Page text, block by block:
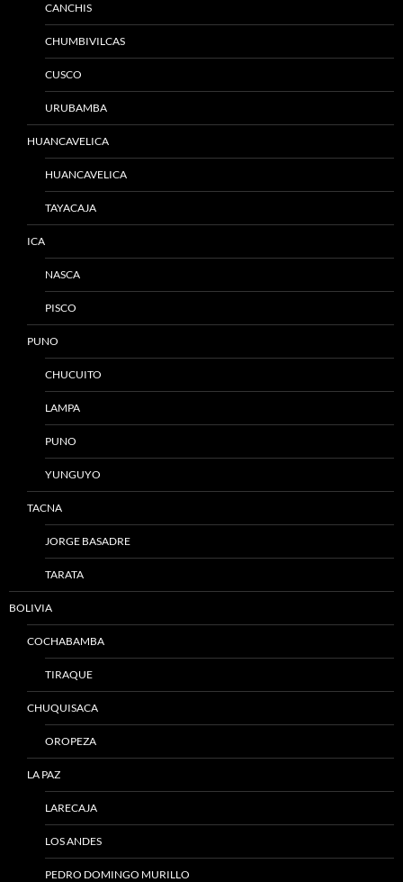
CANCHIS
CHUMBIVILCAS
CUSCO
URUBAMBA
HUANCAVELICA
HUANCAVELICA
TAYACAJA
ICA
NASCA
PISCO
PUNO
CHUCUITO
LAMPA
PUNO
YUNGUYO
TACNA
JORGE BASADRE
TARATA
BOLIVIA
COCHABAMBA
TIRAQUE
CHUQUISACA
OROPEZA
LA PAZ
LARECAJA
LOS ANDES
PEDRO DOMINGO MURILLO